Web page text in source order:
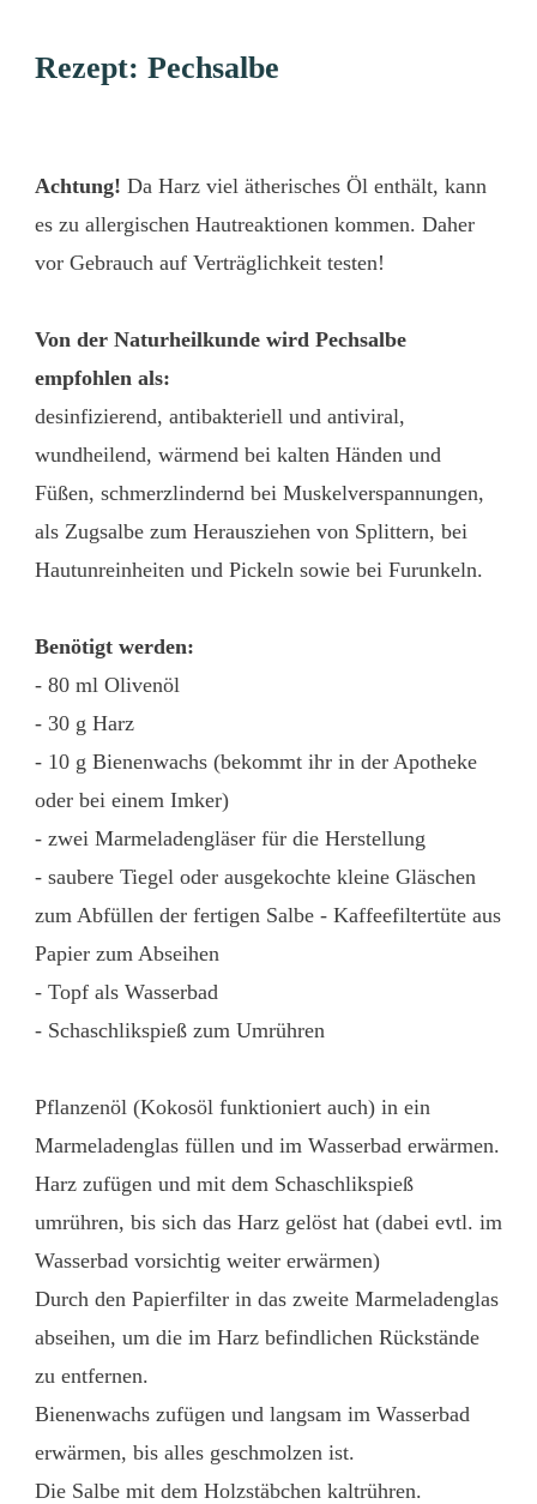
Rezept: Pechsalbe
Achtung! Da Harz viel ätherisches Öl enthält, kann
es zu allergischen Hautreaktionen kommen. Daher
vor Gebrauch auf Verträglichkeit testen!
Von der Naturheilkunde wird Pechsalbe
empfohlen als:
desinfizierend, antibakteriell und antiviral,
wundheilend, wärmend bei kalten Händen und
Füßen, schmerzlindernd bei Muskelverspannungen,
als Zugsalbe zum Herausziehen von Splittern, bei
Hautunreinheiten und Pickeln sowie bei Furunkeln.
Benötigt werden:
- 80 ml Olivenöl
- 30 g Harz
- 10 g Bienenwachs (bekommt ihr in der Apotheke
oder bei einem Imker)
- zwei Marmeladengläser für die Herstellung
- saubere Tiegel oder ausgekochte kleine Gläschen
zum Abfüllen der fertigen Salbe - Kaffeefiltertüte aus
Papier zum Abseihen
- Topf als Wasserbad
- Schaschlikspieß zum Umrühren
Pflanzenöl (Kokosöl funktioniert auch) in ein
Marmeladenglas füllen und im Wasserbad erwärmen.
Harz zufügen und mit dem Schaschlikspieß
umrühren, bis sich das Harz gelöst hat (dabei evtl. im
Wasserbad vorsichtig weiter erwärmen)
Durch den Papierfilter in das zweite Marmeladenglas
abseihen, um die im Harz befindlichen Rückstände
zu entfernen.
Bienenwachs zufügen und langsam im Wasserbad
erwärmen, bis alles geschmolzen ist.
Die Salbe mit dem Holzstäbchen kaltrühren.